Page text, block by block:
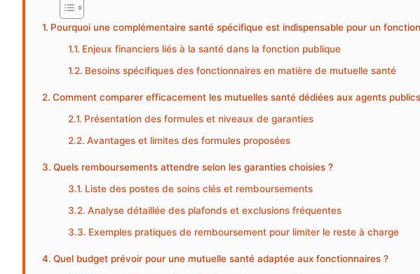
Pourquoi une complémentaire santé spécifique est indispensable pour un
Enjeux financiers liés à la santé dans la fonction publique
Besoins spécifiques des fonctionnaires en matière de mutuelle santé
Comment comparer efficacement les mutuelles santé dédiées aux agents
Présentation des formules et niveaux de garanties
Avantages et limites des formules proposées
Quels remboursements attendre selon les garanties choisies ?
Liste des postes de soins clés et remboursements
Analyse détaillée des plafonds et exclusions fréquentes
Exemples pratiques de remboursement pour limiter le reste à charge
Quel budget prévoir pour une mutuelle santé adaptée aux fonctionnaires ?